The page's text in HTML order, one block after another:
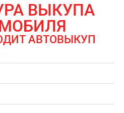
ВЫКУПА
АВТОВЫКУП